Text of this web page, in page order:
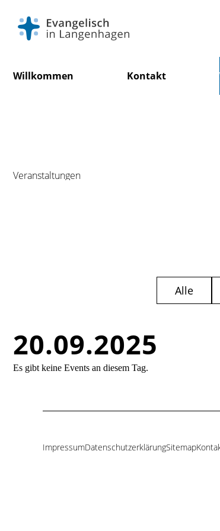
überspringen
Willkommen Kontakt
Veranstaltungen
20.09.2025
Alle
Es gibt keine Events an diesem Tag.
Navigation
ImpressumDatenschutzerklärungSitemap